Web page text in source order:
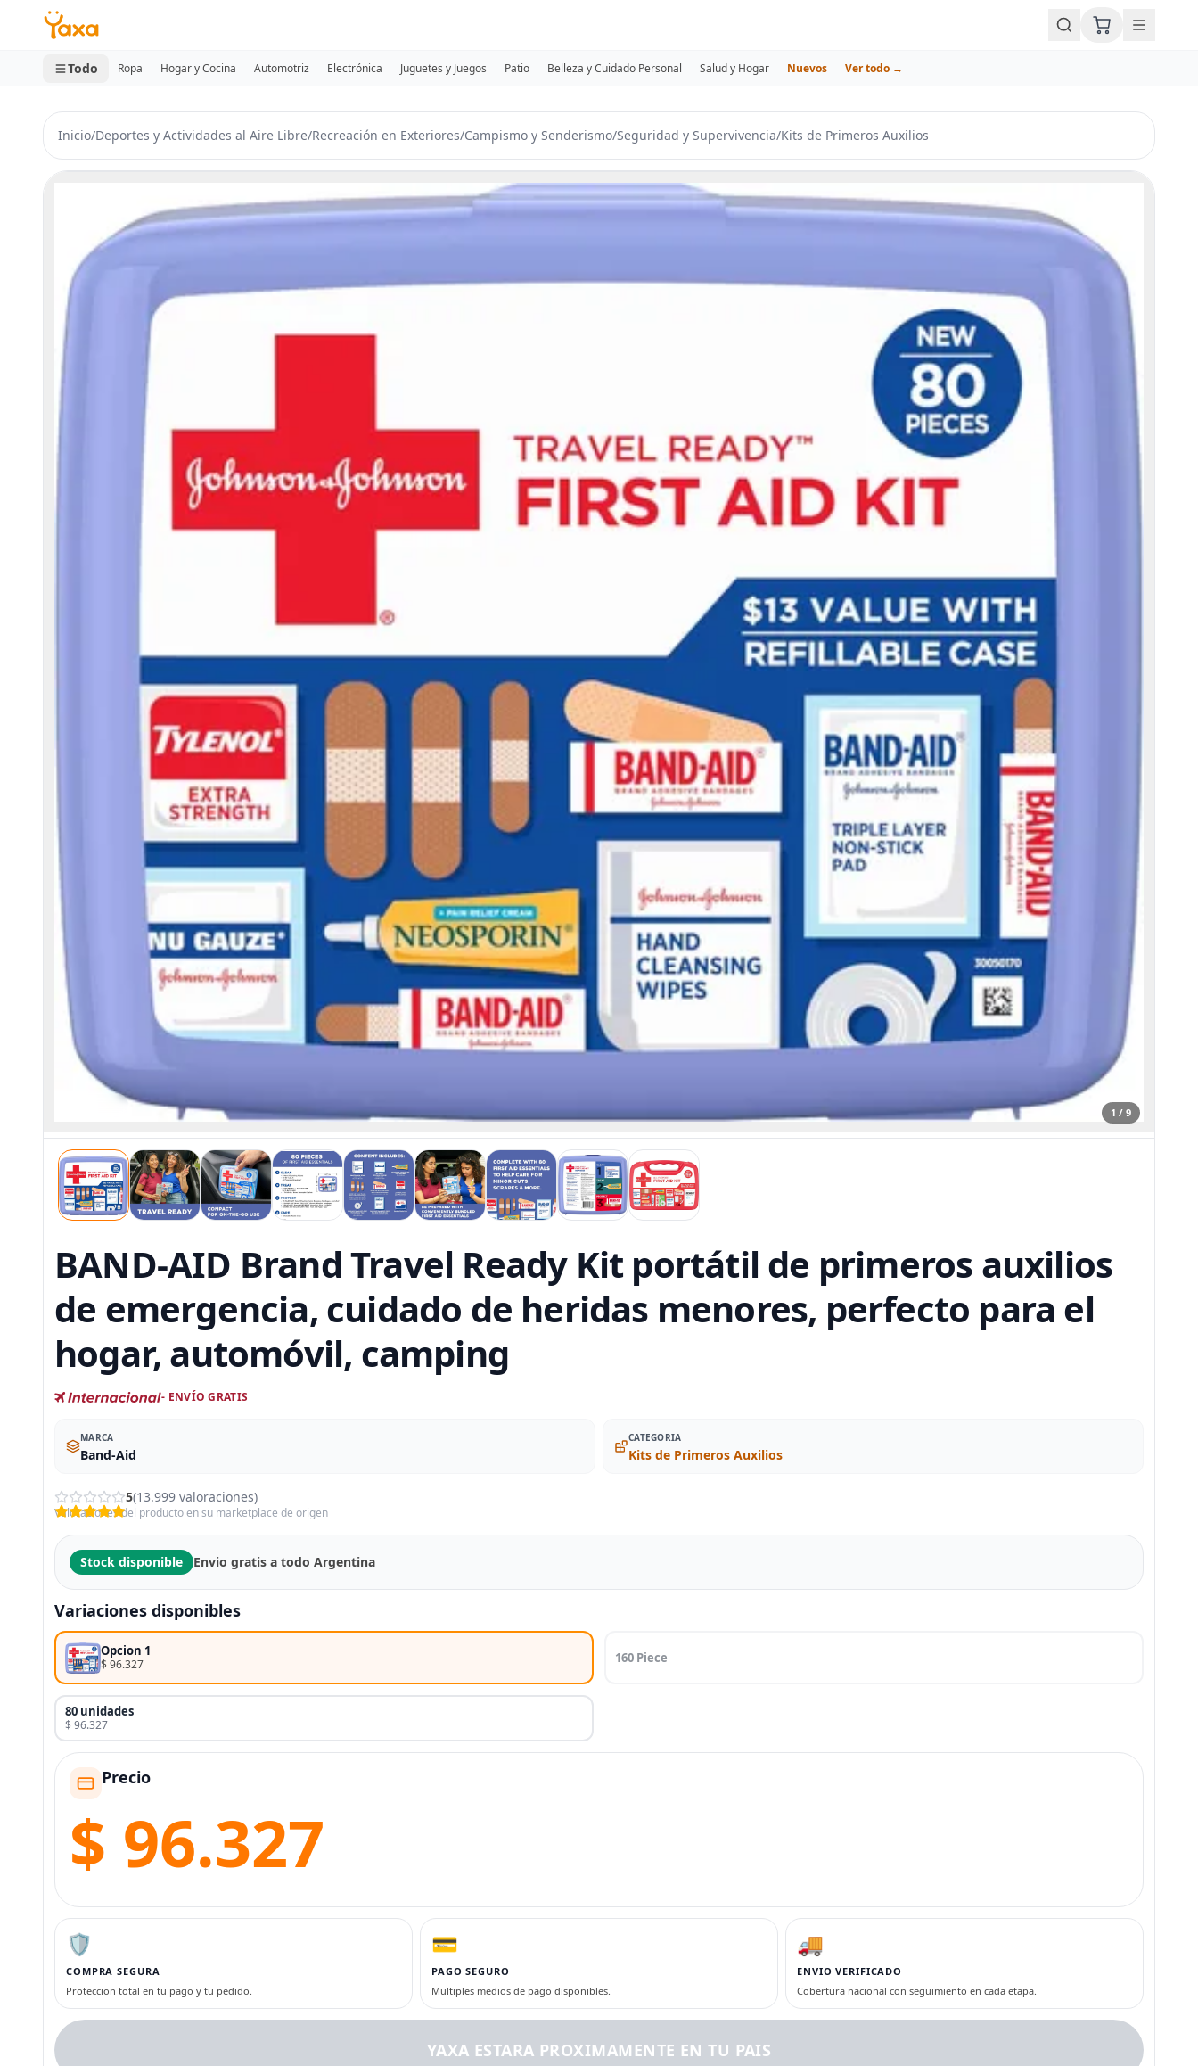
MINI CARRITO
0 productos
Todo Ropa Hogar y Cocina Automotriz Electrónica Juguetes y Juegos Patio Belleza y Cuidado Personal Salud y Hogar Nuevos Ver todo →
Inicio/Deportes y Actividades al Aire Libre/Recreación en Exteriores/Campismo y Senderismo/Seguridad y Supervivencia/Kits de Primeros Auxilios
1 / 9
BAND-AID Brand Travel Ready Kit portátil de primeros auxilios
de emergencia, cuidado de heridas menores, perfecto para el
hogar, automóvil, camping
- ENVÍO GRATIS
MARCA
Band-Aid
CATEGORIA
Kits de Primeros Auxilios
5(13.999 valoraciones)
Valoraciones del producto en su marketplace de origen
Stock disponible Envio gratis a todo Argentina
Variaciones disponibles
Opcion 1
$ 96.327 160 Piece
80 unidades
$ 96.327
Precio
$ 96.327
🛡️
COMPRA SEGURA
Proteccion total en tu pago y tu pedido.
💳
PAGO SEGURO
Multiples medios de pago disponibles.
🚚
ENVIO VERIFICADO
Cobertura nacional con seguimiento en cada etapa.
YAXA ESTARA PROXIMAMENTE EN TU PAIS